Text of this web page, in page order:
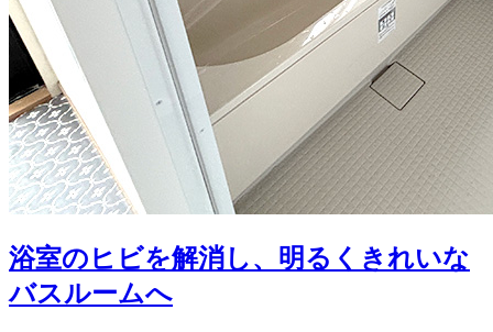
浴室のヒビを解消し、明るくきれいな
バスルームへ